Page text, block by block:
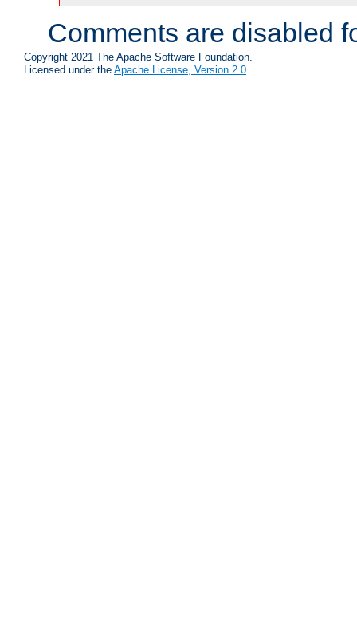
Comments are disabled
Copyright 2021 The Apache Software Foundation.
Licensed under the Apache License, Version 2.0.